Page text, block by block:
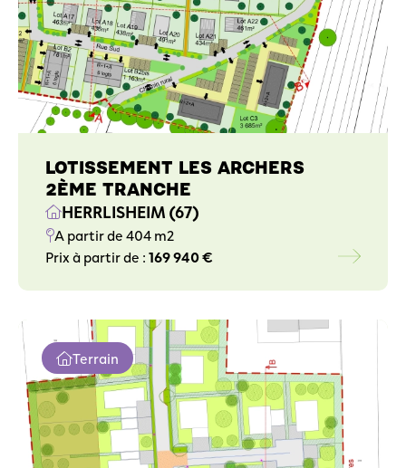
LOTISSEMENT LES ARCHERS
2ÈME TRANCHE
HERRLISHEIM (67)
A partir de 404 m2
Prix à partir de :169 940 €
Terrain